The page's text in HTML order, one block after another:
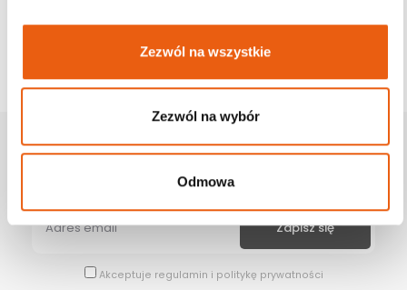
Zezwól na wszystkie
Zezwól na wybór
Odmowa
Zapisz Się Na Newsletter
Bądź na bieżąco z naszymi wszystkimi nowościami i promocjami.
Akceptuje regulamin i politykę prywatności